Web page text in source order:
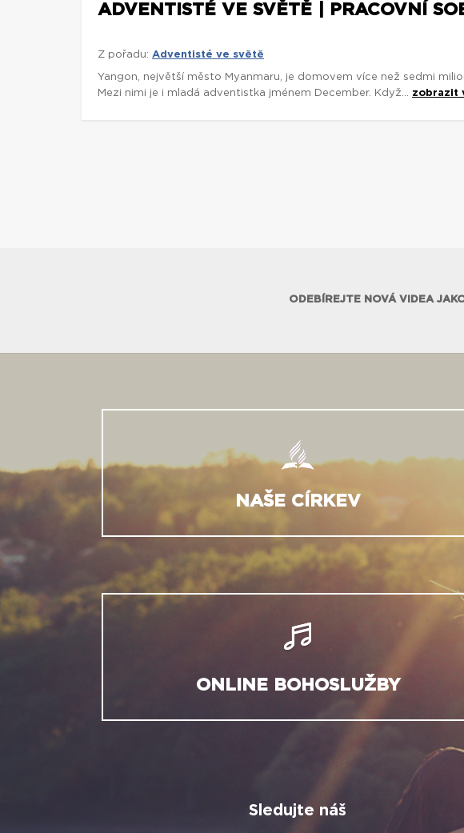
ADVENTISTÉ VE SVĚTĚ | PRACOVNÍ
Z pořadu: Adventisté ve světě
Yangon, největší město Myanmaru, je domovem více než sedmi
Mezi nimi je i mladá adventistka jménem December. Když... zobrazit
ODEBÍREJTE NOVÁ VIDEA
NAŠE CÍRKEV
ONLINE BOHOSLUŽBY
Sledujte náš